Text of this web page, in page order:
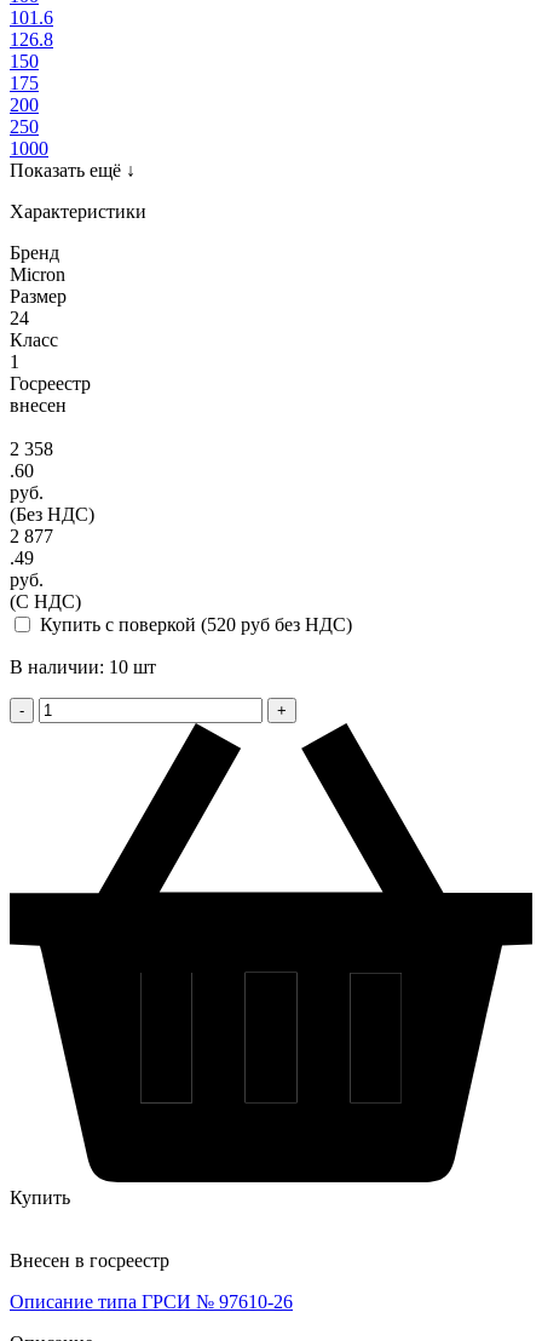
101.6
126.8
150
175
200
250
1000
Показать ещё ↓
Характеристики
Бренд
Micron
Размер
24
Класс
1
Госреестр
внесен
2 358
.60
руб.
(Без НДС)
2 877
.49
руб.
(С НДС)
Купить с поверкой (520 руб без НДС)
В наличии: 10 шт
Купить
Внесен в госреестр
Описание типа ГРСИ № 97610-26